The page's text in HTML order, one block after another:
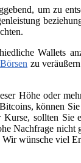
um zu
Wallets
zu
Höhe oder
können
sollten Sie
Nachfrage
Wir wünsche viel